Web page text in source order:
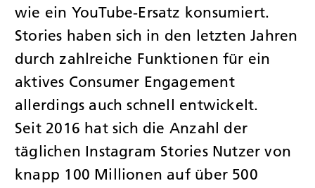
wie ein YouTube-Ersatz konsumiert.
Stories haben sich in den letzten Jahren
durch zahlreiche Funktionen für ein
aktives Consumer Engagement
allerdings auch schnell entwickelt.
Seit 2016 hat sich die Anzahl der
täglichen Instagram Stories Nutzer von
knapp 100 Millionen auf über 500